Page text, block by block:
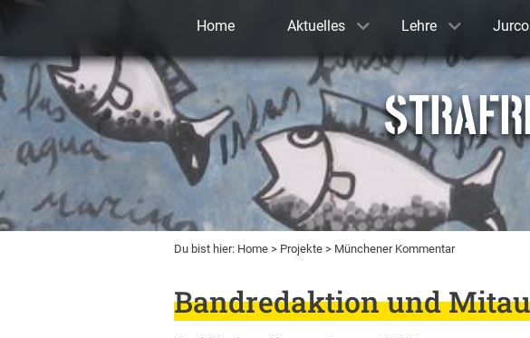
Home Aktuelles Lehre
Du bist hier: Home > Projekte > Münchener Kommentar
Bandredaktion und